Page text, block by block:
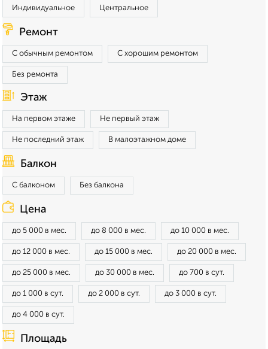
Индивидуальное Центральное
Ремонт
С обычным ремонтом С хорошим ремонтом
Без ремонта
Этаж
На первом этаже Не первый этаж
Не последний этаж В малоэтажном доме
Балкон
С балконом Без балкона
Цена
до 5 000 в мес. до 8 000 в мес. до 10 000 в мес.
до 12 000 в мес. до 15 000 в мес. до 20 000 в мес.
до 25 000 в мес. до 30 000 в мес. до 700 в сут.
до 1 000 в сут. до 2 000 в сут. до 3 000 в сут.
до 4 000 в сут.
Площадь